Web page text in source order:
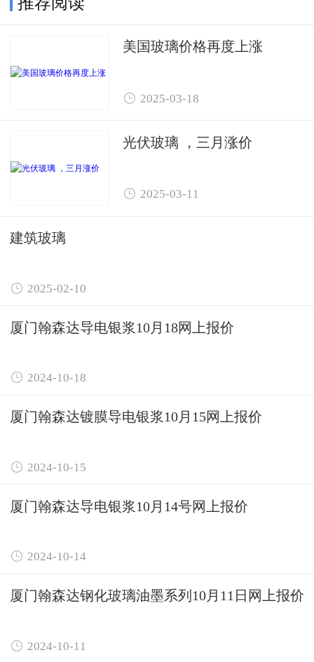
美国玻璃价格再度上涨
 2025-03-18
光伏玻璃 ，三月涨价
 2025-03-11
建筑玻璃
 2025-02-10
厦门翰森达导电银浆10月18网上报价
 2024-10-18
厦门翰森达镀膜导电银浆10月15网上报价
 2024-10-15
厦门翰森达导电银浆10月14号网上报价
 2024-10-14
厦门翰森达钢化玻璃油墨系列10月11日网上报价
 2024-10-11